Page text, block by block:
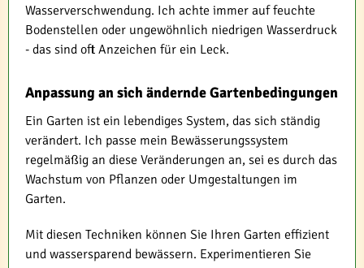
Wasserverschwendung. Ich achte immer auf feuchte
Bodenstellen oder ungewöhnlich niedrigen Wasserdruck
- das sind oft Anzeichen für ein Leck.
Anpassung an sich ändernde Gartenbedingungen
Ein Garten ist ein lebendiges System, das sich ständig
verändert. Ich passe mein Bewässerungssystem
regelmäßig an diese Veränderungen an, sei es durch das
Wachstum von Pflanzen oder Umgestaltungen im
Garten.
Mit diesen Techniken können Sie Ihren Garten effizient
und wassersparend bewässern. Experimentieren Sie